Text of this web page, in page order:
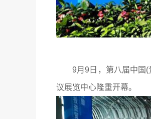
9月9日，第八届中国
议展览中心隆重开幕。